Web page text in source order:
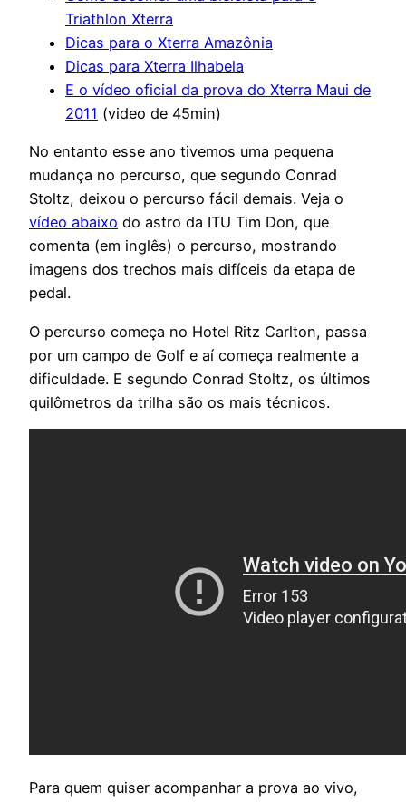
Triathlon Xterra
Dicas para o Xterra Amazônia
Dicas para Xterra Ilhabela
E o vídeo oficial da prova do Xterra Maui de
2011 (video de 45min)
No entanto esse ano tivemos uma pequena
mudança no percurso, que segundo Conrad
Stoltz, deixou o percurso fácil demais. Veja o
vídeo abaixo do astro da ITU Tim Don, que
comenta (em inglês) o percurso, mostrando
imagens dos trechos mais difíceis da etapa de
pedal.
O percurso começa no Hotel Ritz Carlton, passa
por um campo de Golf e aí começa realmente a
dificuldade. E segundo Conrad Stoltz, os últimos
quilômetros da trilha são os mais técnicos.
Para quem quiser acompanhar a prova ao vivo,